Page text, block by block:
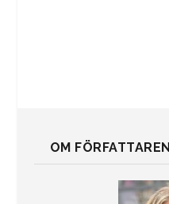
OM FÖRFATTAREN